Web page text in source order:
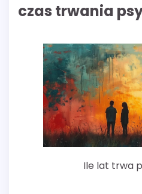
czas trwania
Ile lat trwa